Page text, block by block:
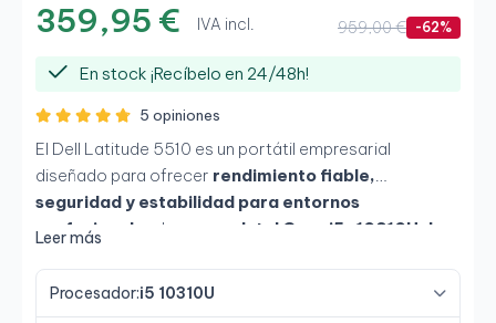
359,95 € IVA incl. 959,00 € -62%
En stock ¡Recíbelo en 24/48h!
5 opiniones
El Dell Latitude 5510 es un portátil empresarial
diseñado para ofrecer rendimiento fiable,
seguridad y estabilidad para entornos
profesionales
. Incorpora Intel Core i5-10310U de
256 GB
, proporcionando arranques rápidos y fluidez
Leer más
Procesador:i5 10310U